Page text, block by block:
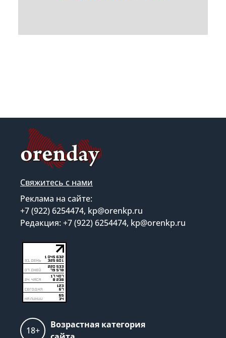
Свяжитесь с нами
Реклама на сайте:
+7 (922) 6254474, kp@orenkp.ru
Редакция: +7 (922) 6254474, kp@orenkp.ru
18+
Возрастная категория